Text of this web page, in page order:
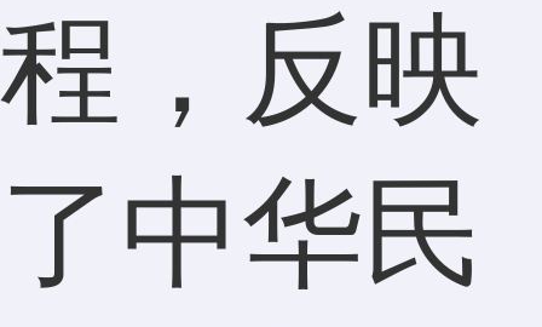
程，反映
了中华民